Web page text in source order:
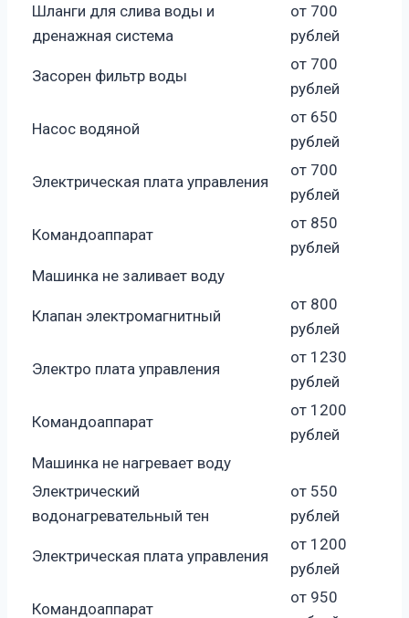
Шланги для слива воды и
дренажная система
от 700
рублей
Засорен фильтр воды
от 700
рублей
Насос водяной
от 650
рублей
Электрическая плата управления
от 700
рублей
Командоаппарат
от 850
рублей
Машинка не заливает воду
Клапан электромагнитный
от 800
рублей
Электро плата управления
от 1230
рублей
Командоаппарат
от 1200
рублей
Машинка не нагревает воду
Электрический
водонагревательный тен
от 550
рублей
Электрическая плата управления
от 1200
рублей
Командоаппарат
от 950